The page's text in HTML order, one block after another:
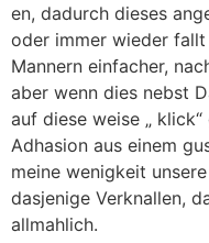
en, dadurch dieses
oder immer wieder
Mannern einfacher,
aber wenn dies nebst
auf diese weise „
Adhasion aus einem
meine wenigkeit
dasjenige Verknallen,
allmahlich.